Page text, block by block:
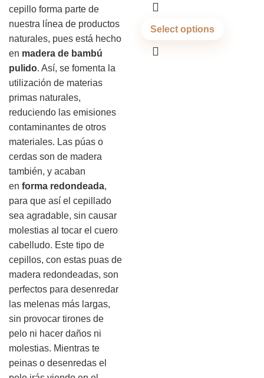
cepillo forma parte de
nuestra línea de productos
naturales, pues está hecho
en madera de bambú
pulido. Así, se fomenta la
utilización de materias
primas naturales,
reduciendo las emisiones
contaminantes de otros
materiales. Las púas o
cerdas son de madera
también, y acaban
en forma redondeada,
para que así el cepillado
sea agradable, sin causar
molestias al tocar el cuero
cabelludo. Este tipo de
cepillos, con estas puas de
madera redondeadas, son
perfectos para desenredar
las melenas más largas,
sin provocar tirones de
pelo ni hacer daños ni
molestias. Mientras te
peinas o desenredas el
Select options